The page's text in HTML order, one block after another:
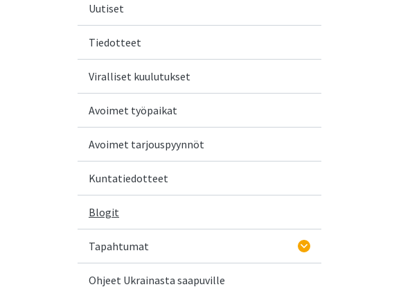
Uutiset
Tiedotteet
Viralliset kuulutukset
Avoimet työpaikat
Avoimet tarjouspyynnöt
Kuntatiedotteet
Blogit
Tapahtumat
Ohjeet Ukrainasta saapuville